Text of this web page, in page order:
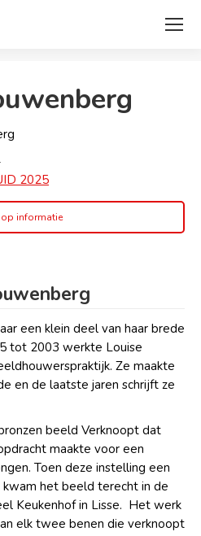
2025
informatie
een klein deel van haar brede
tot 2003 werkte Louise
Ze maakte
en de laatste jaren schrijft ze
beeld Verknoopt dat
maakte voor een
Toen deze instelling een
het beeld terecht in de
Keukenhof in Lisse. Het werk
elk twee benen die verknoopt